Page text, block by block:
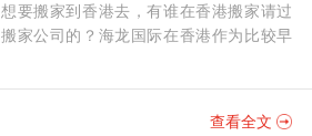
想要搬家到香港去，有谁在香港搬家请过
搬家公司的？海龙国际在香港作为比较早
查看全文